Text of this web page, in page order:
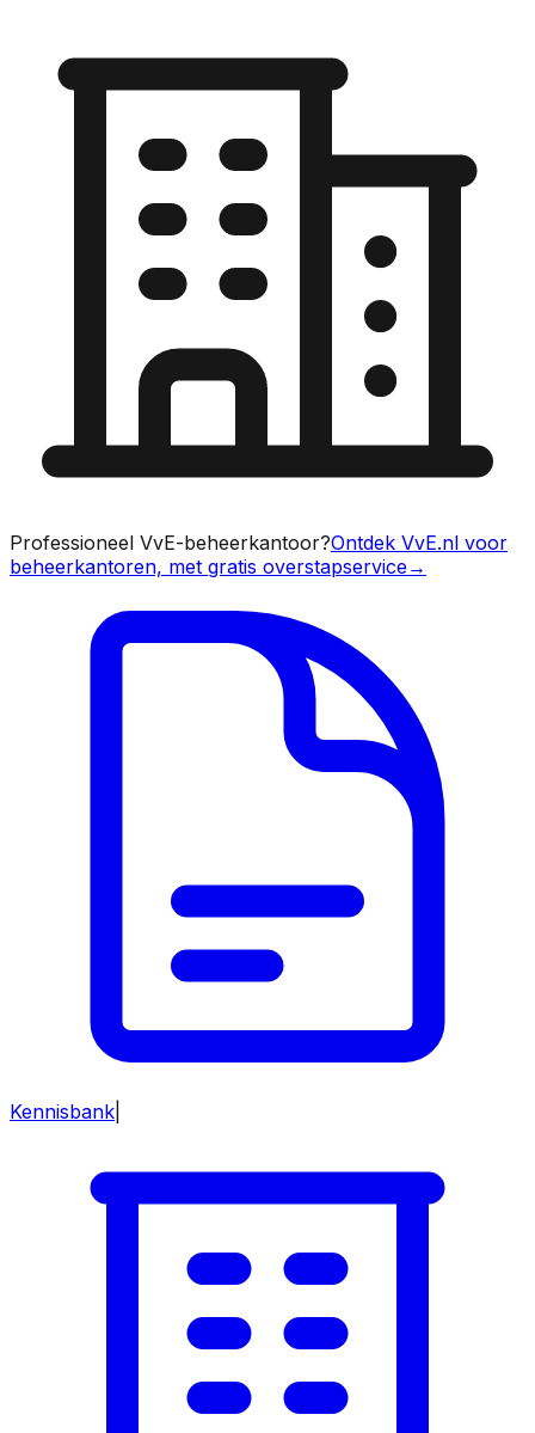
Professioneel VvE-beheerkantoor?Ontdek VvE.nl voor
beheerkantoren, met gratis overstapservice→
Kennisbank